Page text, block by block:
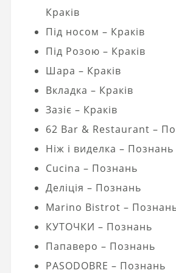
Краків
Під носом – Краків
Під Розою – Краків
Шара – Краків
Вкладка – Краків
Зазіє – Краків
62 Bar & Restaurant –
Ніж і виделка – Познань
Cucina – Познань
Деліція – Познань
Marino Bistrot –
КУТОЧКИ – Познань
Папаверо – Познань
PASODOBRE – Познань